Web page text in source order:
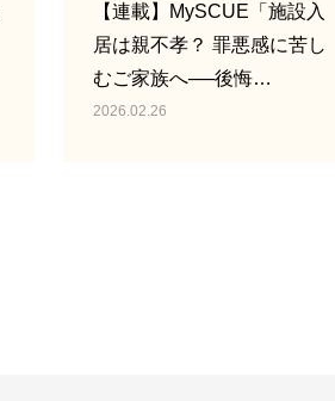
【連載】MySCUE「施設入
居は親不孝？ 罪悪感に苦し
むご家族へ──後悔…
2026.02.26